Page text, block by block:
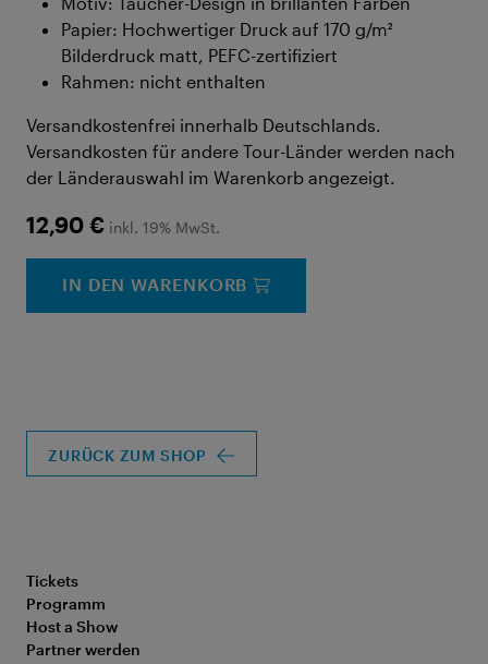
Papier: Hochwertiger Druck auf 170 g/m²
Bilderdruck matt, PEFC-zertifiziert
Rahmen: nicht enthalten
Versandkostenfrei innerhalb Deutschlands.
Versandkosten für andere Tour-Länder werden nach
der Länderauswahl im Warenkorb angezeigt.
12,90 € inkl. 19% MwSt.
IN DEN WARENKORB
ZURÜCK ZUM SHOP
Tickets
Programm
Host a Show
Partner werden